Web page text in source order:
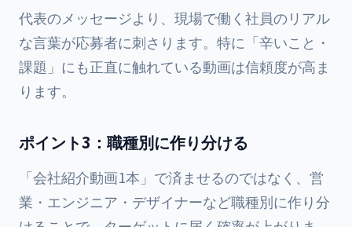
代表のメッセージより、現場で働く社員のリアル
な言葉が応募者に刺さります。特に「辛いこと・
課題」にも正直に触れている動画は信頼度が高ま
ります。
ポイント3：職種別に作り分ける
「会社紹介動画1本」で済ませるのではなく、営
業・エンジニア・デザイナーなど職種別に作り分